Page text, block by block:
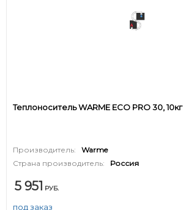
Теплоноситель WARME ECO PRO 30, 10кг
Производитель:
Warme
Страна производитель:
Россия
5 951 РУБ.
под заказ